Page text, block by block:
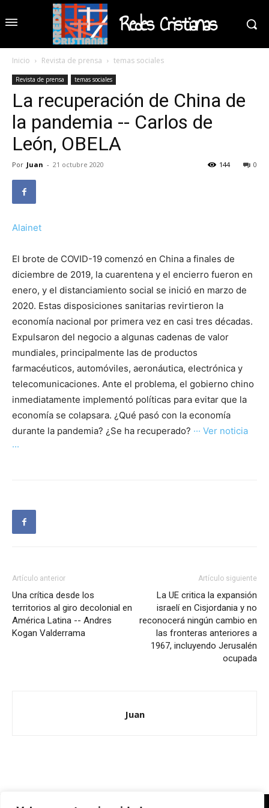
Redes Cristianas
Inicio Revista de prensa temas sociales
Revista de prensa temas sociales
La recuperación de China de
la pandemia -- Carlos de
León, OBELA
Por Juan - 21 octubre 2020 0
144
Alainet
El brote de COVID-19 comenzó en China a finales de
diciembre de 2019, la cuarentena y el encierro fueron en
enero, y el distanciamiento social se inició en marzo de
2020. Estas disposiciones sanitarias revirtieron la
economía nacional por primera vez en casi tres décadas.
Expulsaron del negocio a algunas cadenas de valor
mundiales, principalmente las de productos
farmacéuticos, automóviles, aeronáutica, electrónica y
telecomunicaciones. Ante el problema, el gobierno chino
inmediatamente implementó políticas para evitar que la
economía se colapsara. ¿Qué pasó con la economía
durante la pandemia? ¿Se ha recuperado? ··· Ver noticia
···
Artículo anterior
Una crítica desde los
territorios al giro decolonial en
América Latina -- Andres
Kogan Valderrama
Artículo siguiente
La UE critica la expansión
israelí en Cisjordania y no
reconocerá ningún cambio en
las fronteras anteriores a
1967, incluyendo Jerusalén
ocupada
Juan